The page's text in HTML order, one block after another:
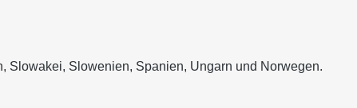
Slowakei, Slowenien, Spanien, Ungarn und Norwegen.